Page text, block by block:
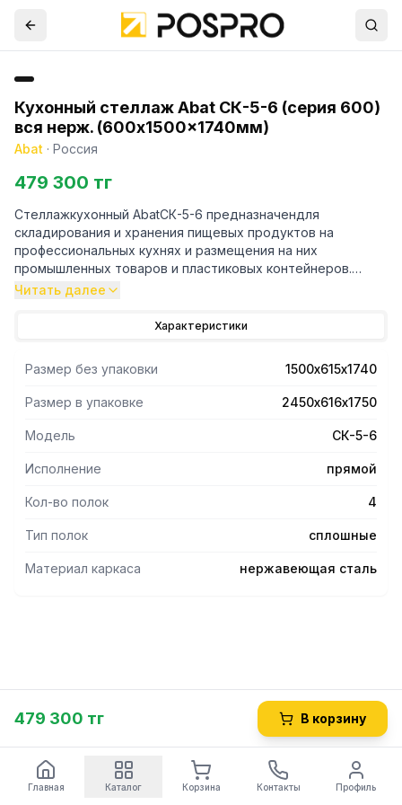
Кухонный стеллаж Abat СК-5-6 (серия 600)
вся нерж. (600x1500x1740мм)
Abat · Россия
479 300 тг
Стеллажкухонный AbatСК-5-6 предназначендля
складирования и хранения пищевых продуктов на
профессиональных кухнях и размещения на них
промышленных товаров и пластиковых контейнеров.
быструю сборку так и демонтаж при перемещении его на
уровню пола.
- Высоту ячеек между полками потребитель выставляет
по желанию.
- Все элементы изготовлены из высококачественной
- Допустимая нагрузка на стеллаж 250 кг.
Читать далее
Характеристики
Размер без упаковки 1500х615х1740
Размер в упаковке 2450х616х1750
Модель СК-5-6
Исполнение прямой
Кол-во полок 4
Тип полок сплошные
Материал каркаса нержавеющая сталь
479 300 тг В корзину
Главная Каталог Корзина Контакты Профиль